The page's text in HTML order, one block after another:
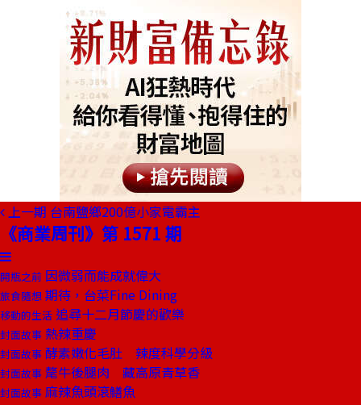
上一期 台南鹽鄉200億小家電霸主
《商業周刊》第 1571 期
開瓶之前 因微弱而能成就偉大
旅食隨想 期待，台菜Fine Dining
移動的生活 追尋十二月節慶的歡樂
封面故事 熱辣重慶
封面故事 酵素嫩化毛肚 辣度科學分級
封面故事 氂牛後腿肉 藏高原青草香
封面故事 麻辣魚頭滾鱔魚